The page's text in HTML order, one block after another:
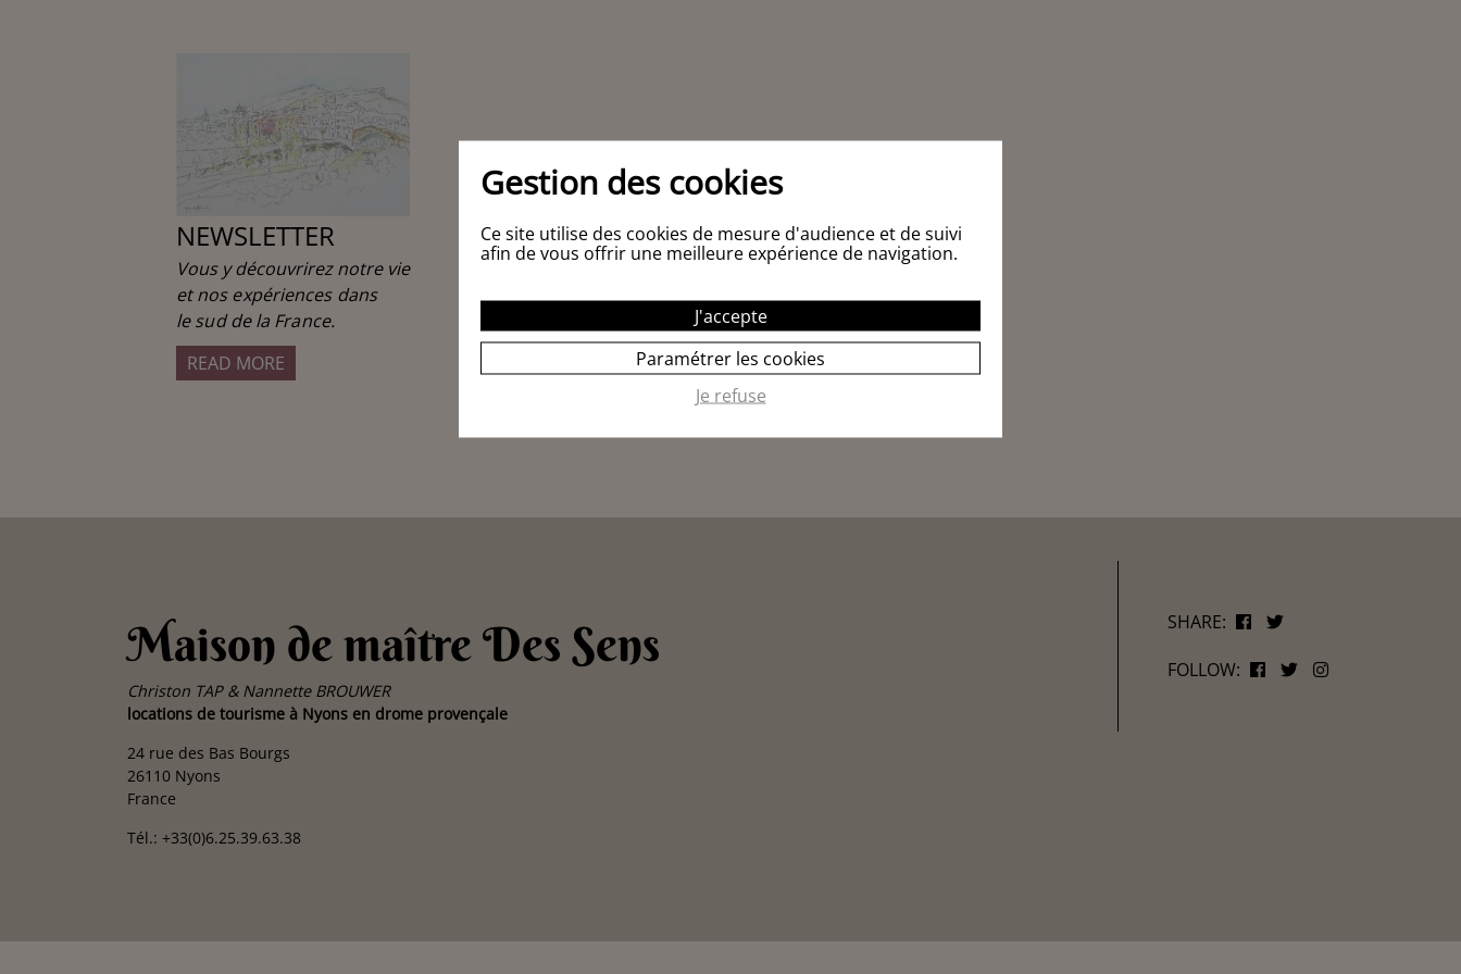
NEWSLETTER
Vous y découvrirez notre vie
etnos expériences dans
le sud de la France.
READ MORE
Maison de maître Des Sens
Christon TAP & Nannette BROUWER
locations de tourisme à Nyons en drome provençale
24 rue des Bas Bourgs
26110 Nyons
France
Tél.: +33(0)6.25.39.63.38
SHARE:
FOLLOW:
Gestion des cookies
Ce site utilise des cookies de mesure d'audience et de suivi
afin de vous offrir une meilleure expérience de navigation.
J'accepte
Paramétrer les cookies
Je refuse